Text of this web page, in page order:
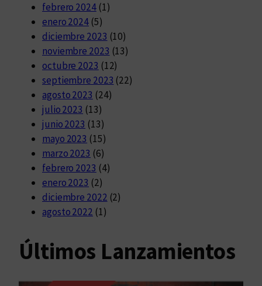
febrero 2024(1)
enero 2024 (5)
diciembre 2023 (10)
noviembre 2023 (13)
octubre 2023 (12)
septiembre 2023 (22)
agosto 2023 (24)
julio 2023 (13)
junio 2023 (13)
mayo 2023 (15)
marzo 2023 (6)
febrero 2023 (4)
enero 2023 (2)
diciembre 2022 (2)
agosto 2022 (1)
Últimos Lanzamientos